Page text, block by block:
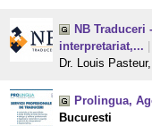
NB
interpretariat,...
Dr. Louis
Prolingua,
Bucuresti